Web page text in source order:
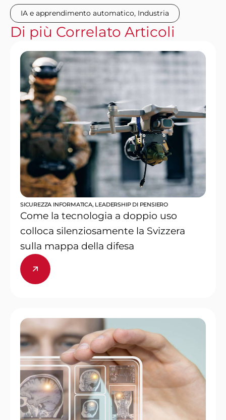
IA e apprendimento automatico, Industria
Di più Correlato Articoli
SICUREZZA INFORMATICA, LEADERSHIP DI PENSIERO
Come la tecnologia a doppio uso
colloca silenziosamente la Svizzera
sulla mappa della difesa